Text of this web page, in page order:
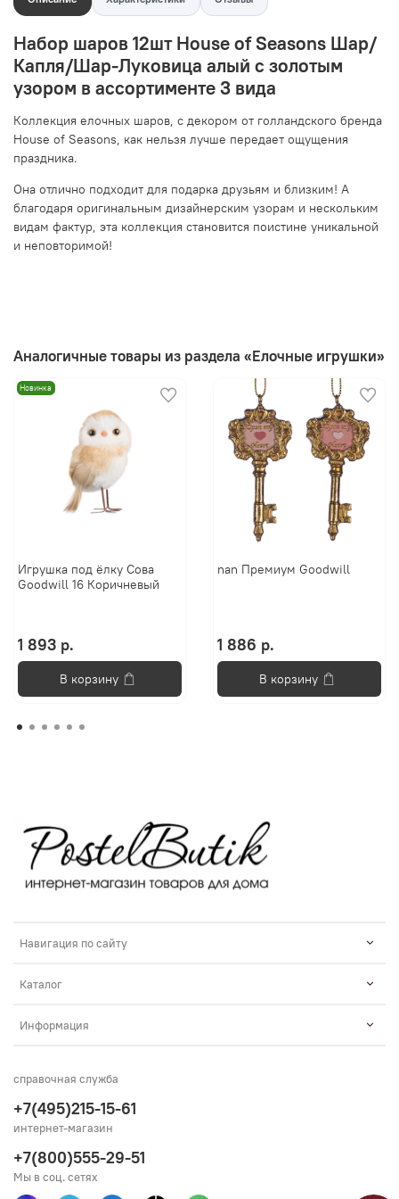
Набор шаров 12шт House of Seasons Шар/
Капля/Шар-Луковица алый с золотым
узором в ассортименте 3 вида
Коллекция елочных шаров, с декором от голландского бренда
House of Seasons, как нельзя лучше передает ощущения
праздника.
Она отлично подходит для подарка друзьям и близким! А
благодаря оригинальным дизайнерским узорам и нескольким
видам фактур, эта коллекция становится поистине уникальной
и неповторимой!
Аналогичные товары из раздела «Елочные игрушки»
Новинка
Игрушка под ёлку Сова
Goodwill 16 Коричневый
1 893 р.
В корзину
nan Премиум Goodwill
1 886 р.
В корзину
Навигация по сайту
Каталог
Информация
справочная служба
+7(495)215-15-61
интернет-магазин
+7(800)555-29-51
Мы в соц. сетях